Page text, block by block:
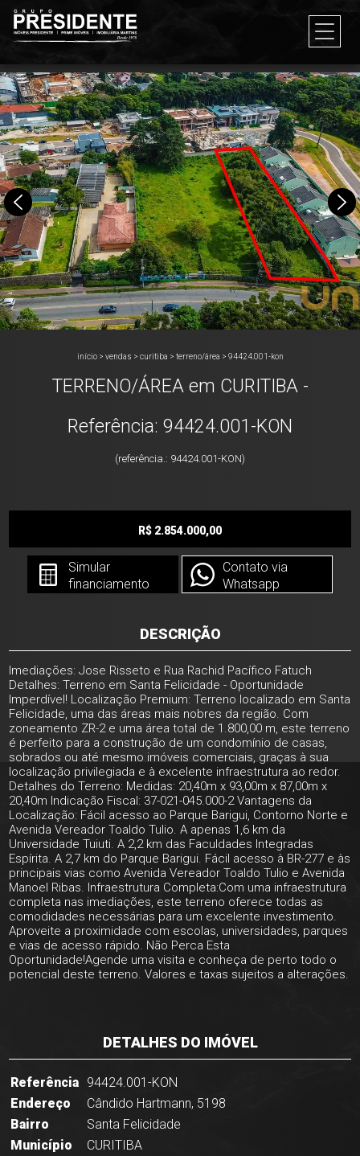
início> vendas > curitiba > terreno/área > 94424.001-kon
TERRENO/ÁREA em CURITIBA -
Referência: 94424.001-KON
(referência.: 94424.001-KON)
R$ 2.854.000,00
Simular
financiamento
Contato via
Whatsapp
DESCRIÇÃO
Imediações: Jose Risseto e Rua Rachid Pacífico Fatuch
Detalhes: Terreno em Santa Felicidade - Oportunidade
Imperdível! Localização Premium: Terreno localizado em Santa
Felicidade, uma das áreas mais nobres da região. Com
zoneamento ZR-2 e uma área total de 1.800,00 m, este terreno
é perfeito para a construção de um condomínio de casas,
sobrados ou até mesmo imóveis comerciais, graças à sua
localização privilegiada e à excelente infraestrutura ao redor.
Detalhes do Terreno: Medidas: 20,40m x 93,00m x 87,00m x
20,40m Indicação Fiscal: 37-021-045.000-2 Vantagens da
Localização: Fácil acesso ao Parque Barigui, Contorno Norte e
Avenida Vereador Toaldo Tulio. A apenas 1,6 km da
Universidade Tuiuti. A 2,2 km das Faculdades Integradas
Espírita. A 2,7 km do Parque Barigui. Fácil acesso à BR-277 e às
principais vias como Avenida Vereador Toaldo Tulio e Avenida
Manoel Ribas. Infraestrutura Completa:Com uma infraestrutura
completa nas imediações, este terreno oferece todas as
comodidades necessárias para um excelente investimento.
Aproveite a proximidade com escolas, universidades, parques
e vias de acesso rápido. Não Perca Esta
Oportunidade!Agende uma visita e conheça de perto todo o
potencial deste terreno. Valores e taxas sujeitos a alterações.
DETALHES DO IMÓVEL
Referência 94424.001-KON
Endereço
Cândido Hartmann, 5198
Bairro
Santa Felicidade
Município
CURITIBA